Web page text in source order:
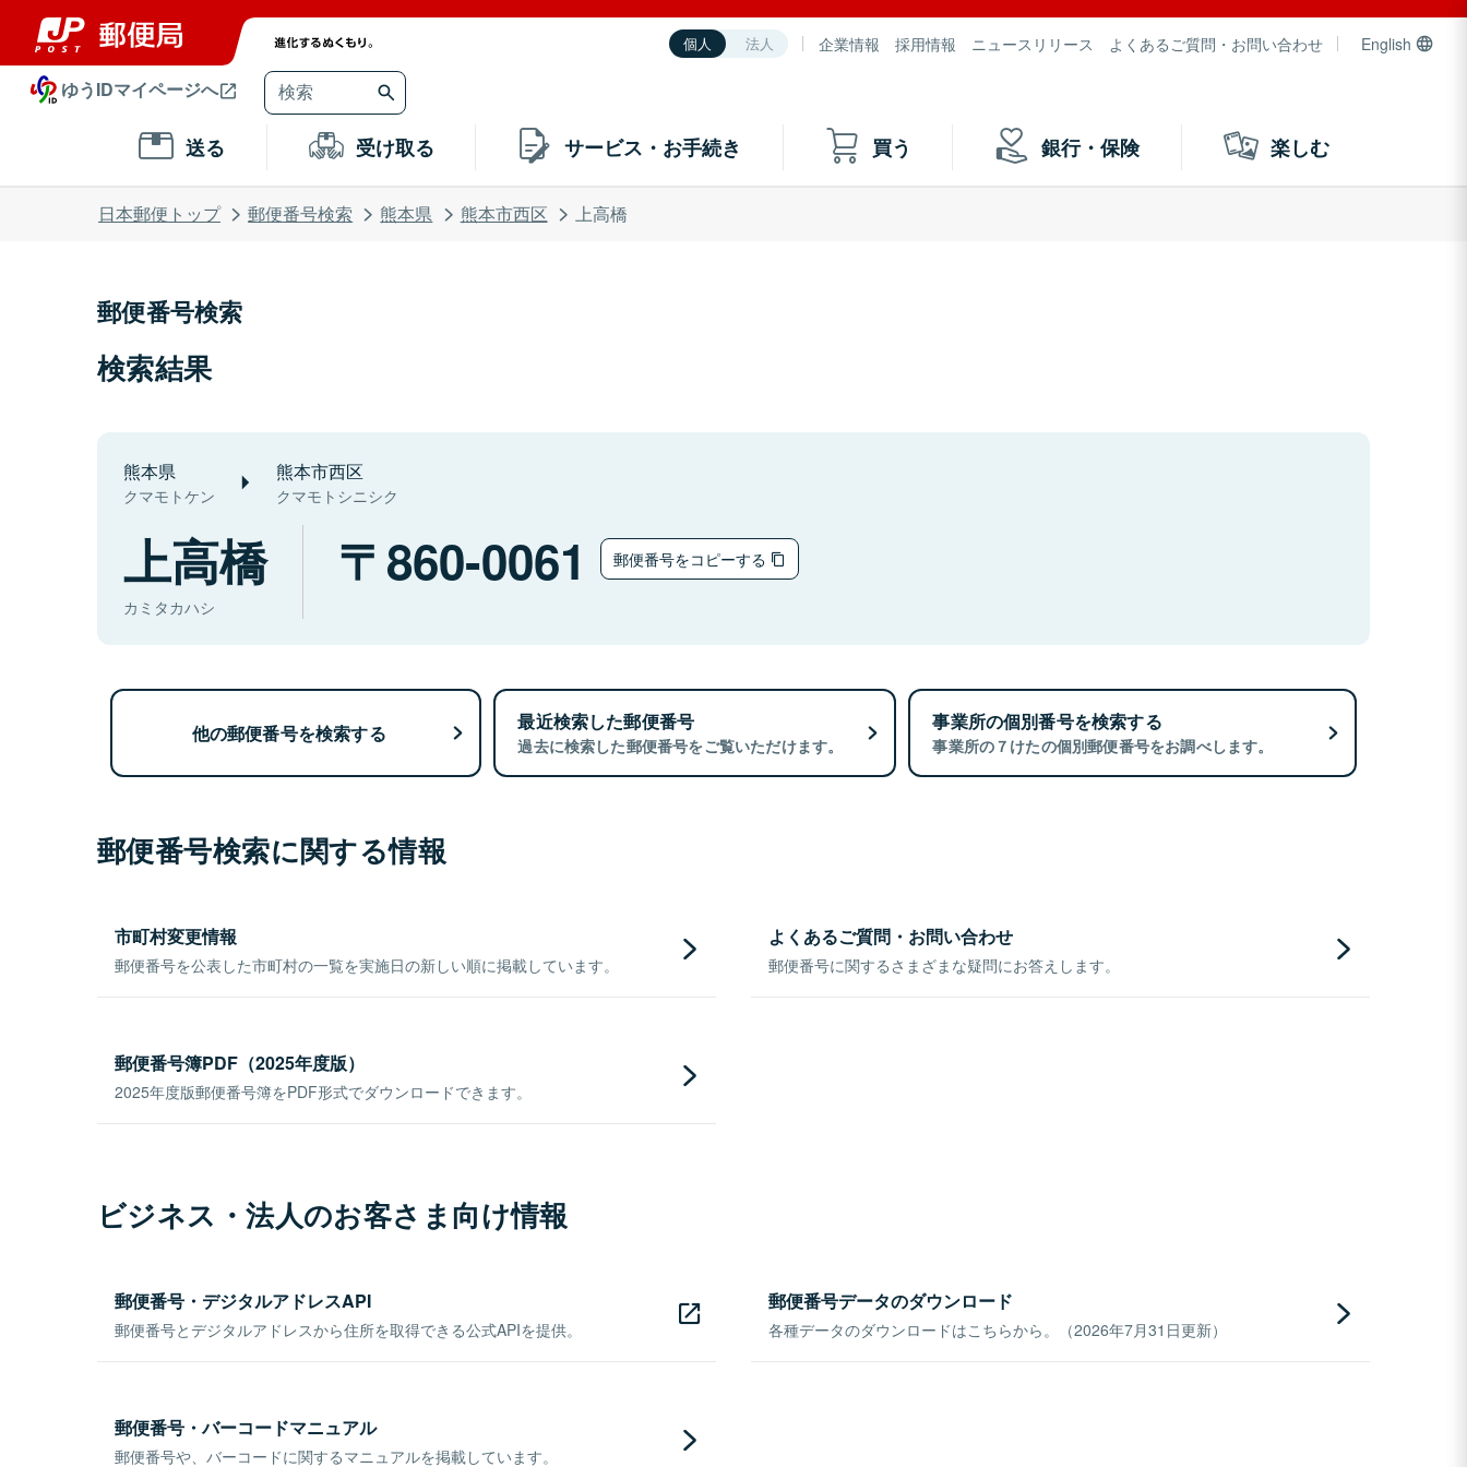
個人 法人 企業情報 採用情報 ニュースリリース よくあるご質問・お問い合わせ English
ゆうIDマイページへ
送る 受け取る サービス・お手続き 買う 銀行・保険 楽しむ
日本郵便トップ 郵便番号検索 熊本県 熊本市西区 上高橋
郵便番号検索
検索結果
熊本県
クマモトケン
熊本市西区
クマモトシニシク
上高橋
カミタカハシ
860-0061 郵便番号をコピーする
他の郵便番号を検索する 最近検索した郵便番号
過去に検索した郵便番号をご覧いただけます。
事業所の個別番号を検索する
事業所の７けたの個別郵便番号をお調べします。
郵便番号検索に関する情報
市町村変更情報
郵便番号を公表した市町村の一覧を実施日の新しい順に掲載しています。
よくあるご質問・お問い合わせ
郵便番号に関するさまざまな疑問にお答えします。
郵便番号簿PDF（2025年度版）
2025年度版郵便番号簿をPDF形式でダウンロードできます。
ビジネス・法人のお客さま向け情報
郵便番号・デジタルアドレスAPI
郵便番号とデジタルアドレスから住所を取得できる公式APIを提供。
郵便番号データのダウンロード
各種データのダウンロードはこちらから。（2026年7月31日更新）
郵便番号・バーコードマニュアル
郵便番号や、バーコードに関するマニュアルを掲載しています。